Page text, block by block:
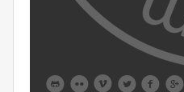
     